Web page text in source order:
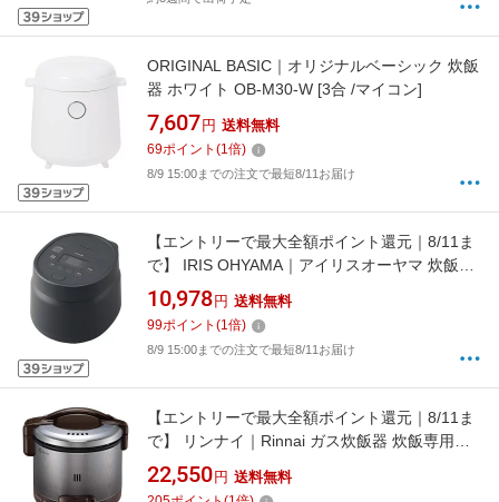
ORIGINAL BASIC｜オリジナルベーシック 炊飯
器 ホワイト OB-M30-W [3合 /マイコン]
7,607 円 送料無料
69ポイント (1倍)
8/9 15:00までの注文で最短8/11お届け
【エントリーで最大全額ポイント還元｜8/11ま
で】 IRIS OHYAMA｜アイリスオーヤマ 炊飯器
アッシュ [3合 /マイコン]
10,978 円 送料無料
99ポイント (1倍)
8/9 15:00までの注文で最短8/11お届け
【エントリーで最大全額ポイント還元｜8/11ま
で】 リンナイ｜Rinnai ガス炊飯器 炊飯専用タ
イプ 0.54L プロパンガス用 こがまる ダークブ
ラウン RR-030FS(A)(DB) [3合 /プロパンガス]
22,550 円 送料無料